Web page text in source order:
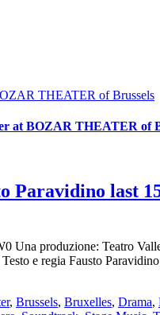
THEATER of Brussels
at BOZAR THEATER of
last
produzione: Teatro
e regia Fausto
, Brussels, Bruxelles, Drama,